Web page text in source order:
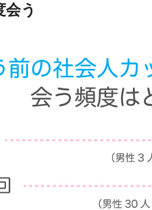
う